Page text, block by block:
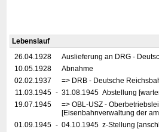
Lebenslauf
26.04.1928
Auslieferung an DRG -
10.05.1928
Abnahme
02.02.1937
=> DRB - Deutsche
11.03.1945 - 31.08.1945 Abstellung
19.07.1945
=> OBL-USZ -
[Eisenbahnverwaltung der
01.09.1945 - 04.10.1945 z-Stellung